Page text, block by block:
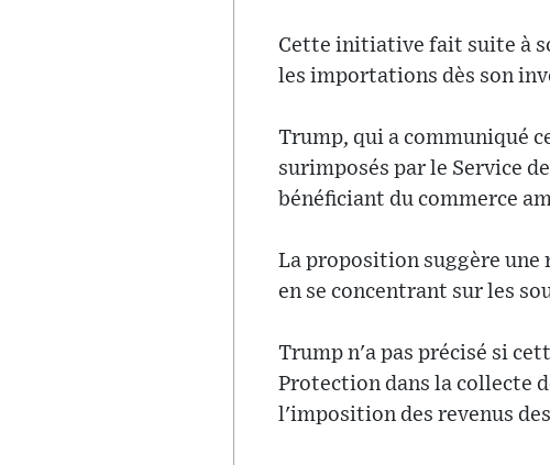
Cette initiative fait suite à
les importations dès son
Trump, qui a communiqué
surimposés par le Service
bénéficiant du commerce
La proposition suggère une
en se concentrant sur les
Trump n'a pas précisé si
Protection dans la collecte
l'imposition des revenus